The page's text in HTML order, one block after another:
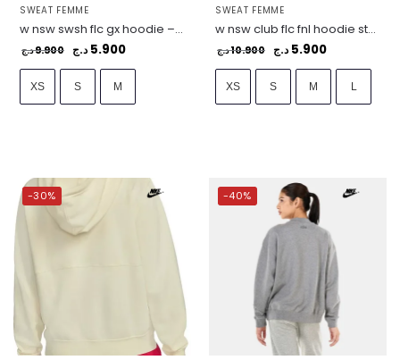
SWEAT FEMME
w nsw swsh flc gx hoodie – DD5580-010
9.900د.ج 5.900 د.ج
XS S M
SWEAT FEMME
w nsw club flc fnl hoodie std – DQ5415-063
10.900د.ج 5.900 د.ج
XS S M L
-30% -40%